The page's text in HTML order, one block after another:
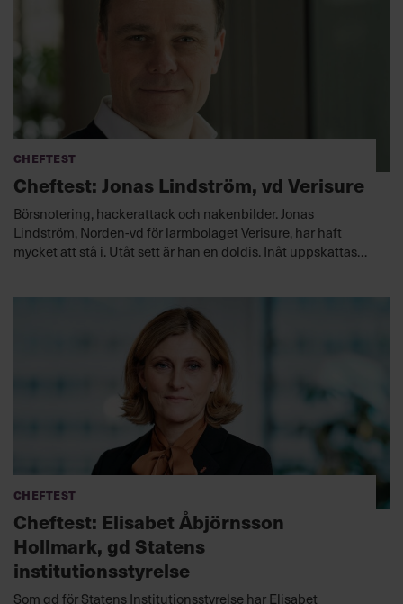
Cheftest
Cheftest: Jonas Lindström, vd Verisure
Börsnotering, hackerattack och nakenbilder. Jonas
Lindström, Norden-vd för larmbolaget Verisure, har haft
mycket att stå i. Utåt sett är han en doldis. Inåt uppskattas
Cheftest
Cheftest: Elisabet Åbjörnsson
Hollmark, gd Statens
institutionsstyrelse
Som gd för Statens Institutionsstyrelse har Elisabet